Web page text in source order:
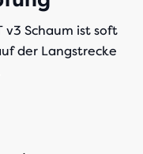
v3 Schaum ist soft
der Langstrecke